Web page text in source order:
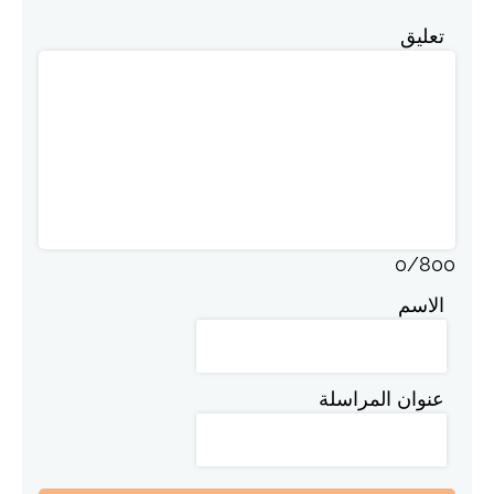
تعليق
0/800
الاسم
عنوان المراسلة